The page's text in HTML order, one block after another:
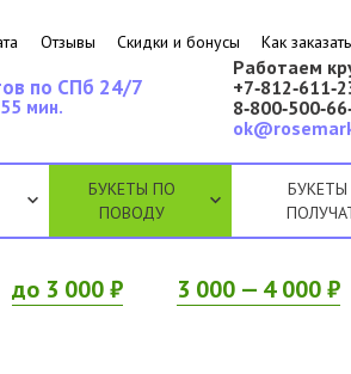
Отзывы Скидки и бонусы Как заказать
Работаем
по СПб 24/7
мин.
БУКЕТЫ ПО
ПОВОДУ
до 3 000 ₽ 3 000 — 4 000 ₽